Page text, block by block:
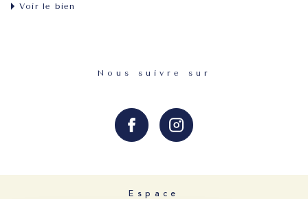
Voir le bien
Nous suivre sur
Espace